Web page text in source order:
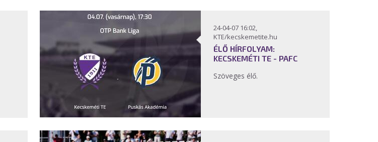
24-04-07 16:02,
KTE/kecskemetite.hu
ÉLŐ HÍRFOLYAM:
KECSKEMÉTI TE - PAFC
Szöveges élő.